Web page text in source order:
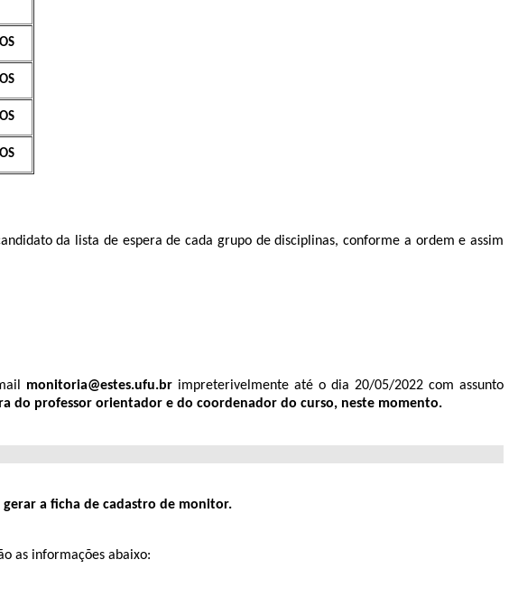
da lista de espera de cada grupo de disciplinas, conforme a ordem e assim
monitoria@estes.ufu.brimpreterivelmente até o dia 20/05/2022 com assunto
do professor orientador e do coordenador do curso, neste momento.
gerar a ficha de cadastro de monitor.
as informações abaixo: